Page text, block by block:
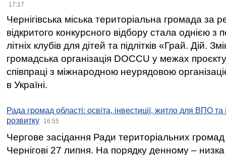
17:17
Чернігівська міська територіальна громада за
відкритого конкурсного відбору стала однією
літніх клубів для дітей та підлітків «Грай. Дій.
громадська організація DOCCU у межах
співпраці з міжнародною неурядовою
в Україні.
Рада громад області: освіта, інвестиції, житло для ВПО
розвитку
16:55
Чергове засідання Ради територіальних громад
Чернігові 27 липня. На порядку денному –